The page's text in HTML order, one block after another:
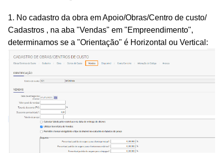
1. No cadastro da obra em Apoio/Obras/Centro de custo/
Cadastros , na aba "Vendas" em "Empreendimento",
determinamos se a "Orientação" é Horizontal ou Vertical: